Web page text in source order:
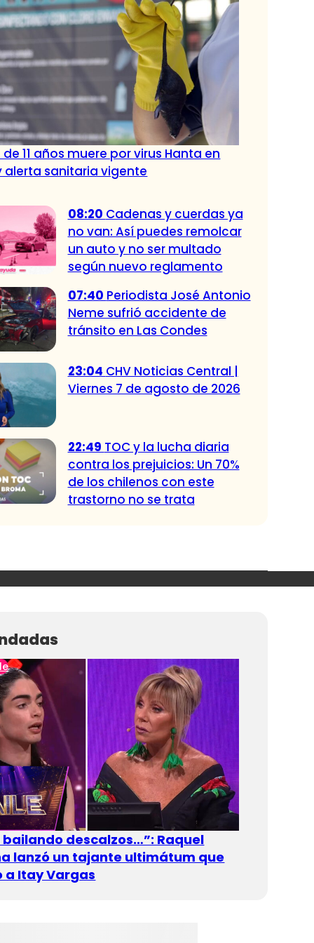
de 11 años muere por virus Hanta en
alerta sanitaria vigente
08:20 Cadenas y cuerdas ya
no van: Así puedes remolcar
un auto y no ser multado
según nuevo reglamento
07:40 Periodista José Antonio
Neme sufrió accidente de
tránsito en Las Condes
23:04 CHV Noticias Central |
Viernes 7 de agosto de 2026
22:49 TOC y la lucha diaria
contra los prejuicios: Un 70%
de los chilenos con este
trastorno no se trata
bailando descalzos…”: Raquel
lanzó un tajante ultimátum que
a Itay Vargas